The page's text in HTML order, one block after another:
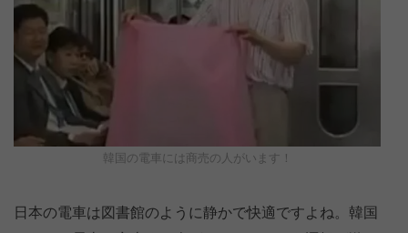
韓国の電車には商売の人がいます！
日本の電車は図書館のように静かで快適ですよね。韓国